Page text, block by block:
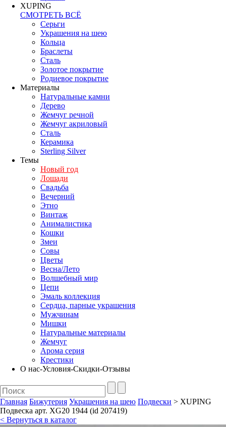
XUPING
СМОТРЕТЬ ВСЁ
Серьги
Украшения на шею
Кольца
Браслеты
Сталь
Золотое покрытие
Родиевое покрытие
Материалы
Натуральные камни
Дерево
Жемчуг речной
Жемчуг акриловый
Сталь
Керамика
Sterling Silver
Темы
Новый год
Лошади
Свадьба
Вечерний
Этно
Винтаж
Анималистика
Кошки
Змеи
Совы
Цветы
Весна/Лето
Волшебный мир
Цепи
Эмаль коллекция
Сердца, парные украшения
Мужчинам
Мишки
Натуральные материалы
Жемчуг
Арома серия
Крестики
О нас-Условия-Скидки-Отзывы
Главная Бижутерия Украшения на шею Подвески > XUPING
Подвеска арт. XG20 1944 (id 207419)
< Вернуться в каталог